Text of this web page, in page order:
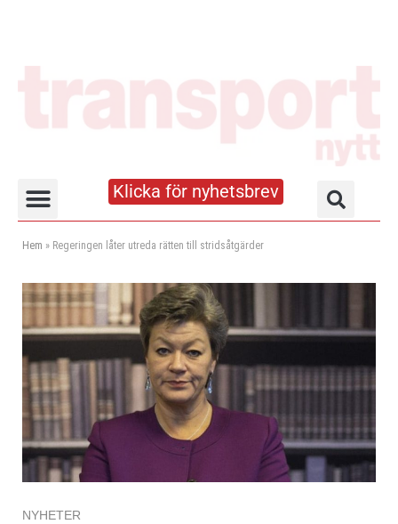
Klicka för nyhetsbrev
Hem » Regeringen låter utreda rätten till stridsåtgärder
NYHETER